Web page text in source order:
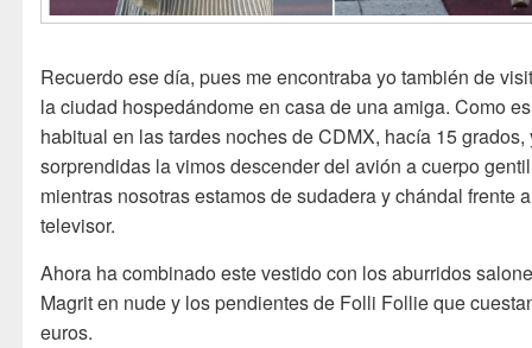
Recuerdo ese día, pues me encontraba yo también de
la ciudad hospedándome en casa de una amiga. Como
habitual en las tardes noches de CDMX, hacía 15 grados,
sorprendidas la vimos descender del avión a cuerpo
mientras nosotras estamos de sudadera y chándal frente
televisor.
Ahora ha combinado este vestido con los aburridos
Magrit en nude y los pendientes de Folli Follie que
euros.